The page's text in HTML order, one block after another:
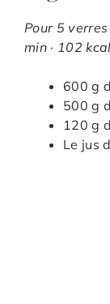
Pour 5
min · 102
600 g
500 g
120 g
Le jus